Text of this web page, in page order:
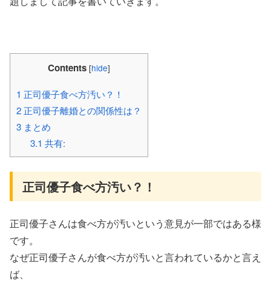
Contents [hide]
1 正司優子食べ方汚い？！
2 正司優子離婚との関係性は？
3 まとめ
3.1 共有:
正司優子食べ方汚い？！
正司優子さんは食べ方が汚いという意見が一部ではある様
です。
なぜ正司優子さんが食べ方が汚いと言われているかと言え
ば、